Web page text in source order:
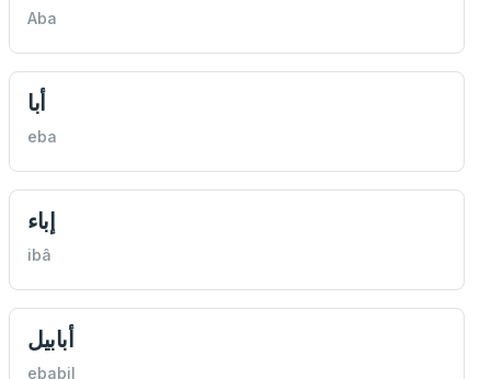
Aba
أبا
eba
إباء
ibâ
أبابيل
ebabil